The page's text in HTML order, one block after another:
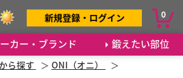
カー・ブランド 鍛えたい部位
新規登録・ログイン 0
ら探す
ONI（オニ）